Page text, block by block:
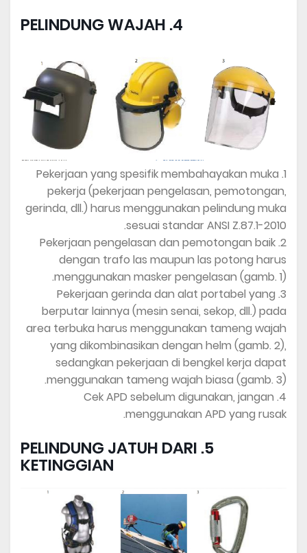
4. PELINDUNG WAJAH
1. Pekerjaan yang spesifik membahayakan muka
pekerja (pekerjaan pengelasan, pemotongan,
gerinda, dll.) harus menggunakan pelindung muka
sesuai standar ANSI Z.87.1-2010.
2. Pekerjaan pengelasan dan pemotongan baik
dengan trafo las maupun las potong harus
menggunakan masker pengelasan (gamb. 1).
3. Pekerjaan gerinda dan alat portabel yang
berputar lainnya (mesin senai, sekop, dll.) pada
area terbuka harus menggunakan tameng wajah
yang dikombinasikan dengan helm (gamb. 2),
sedangkan pekerjaan di bengkel kerja dapat
menggunakan tameng wajah biasa (gamb. 3).
4. Cek APD sebelum digunakan, jangan
menggunakan APD yang rusak.
5. PELINDUNG JATUH DARI
KETINGGIAN